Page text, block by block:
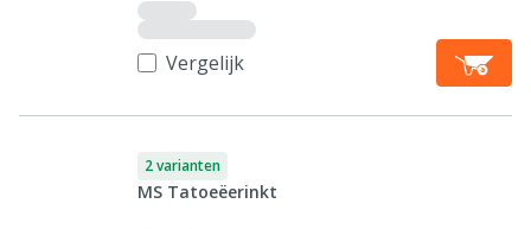
Vergelijk
2 varianten
MS Tatoeëerinkt